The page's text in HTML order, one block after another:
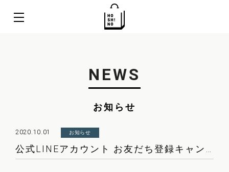
NEWS
お知らせ
2020.10.01 お知らせ
公式LINEアカウント お友だち登録キャンペーンのお知らせ